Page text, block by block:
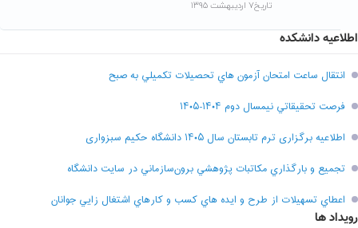
تاریخ۷ اردیبهشت ۱۳۹۵
اطلاعیه دانشکده
انتقال ساعت امتحان آزمون هاي تحصيلات تکميلي به صبح
فرصت تحقيقاتي نیمسال دوم ۱۴۰۴-۱۴۰۵
اطلاعیه برگزاری ترم تابستان سال ۱۴۰۵ دانشگاه حکیم سبزواری
تجميع و بارگذاري مکاتبات پژوهشي برون‌سازماني در سايت دانشگاه
اعطاي تسهيلات از طرح و ايده هاي کسب و کارهاي اشتغال زايي جوانان
رویداد ها